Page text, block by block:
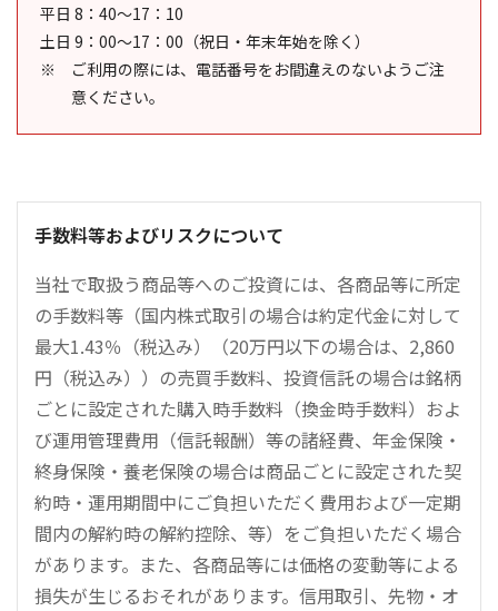
平日 8：40～17：10
土日 9：00～17：00（祝日・年末年始を除く）
ご利用の際には、電話番号をお間違えのないようご注
意ください。
手数料等およびリスクについて
当社で取扱う商品等へのご投資には、各商品等に所定
の手数料等（国内株式取引の場合は約定代金に対して
最大1.43％（税込み）（20万円以下の場合は、2,860
円（税込み））の売買手数料、投資信託の場合は銘柄
ごとに設定された購入時手数料（換金時手数料）およ
び運用管理費用（信託報酬）等の諸経費、年金保険・
終身保険・養老保険の場合は商品ごとに設定された契
約時・運用期間中にご負担いただく費用および一定期
間内の解約時の解約控除、等）をご負担いただく場合
があります。また、各商品等には価格の変動等による
損失が生じるおそれがあります。信用取引、先物・オ